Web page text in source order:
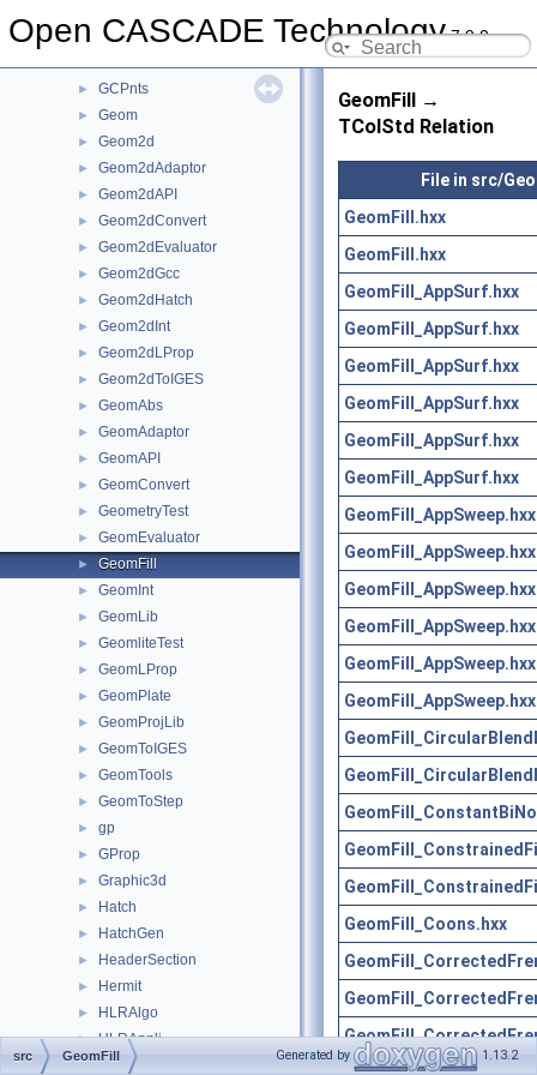
Open CASCADE Technology7.9.0
gce
► GCPnts
► Geom
► Geom2d
► Geom2dAdaptor
► Geom2dAPI
► Geom2dConvert
► Geom2dEvaluator
► Geom2dGcc
► Geom2dHatch
► Geom2dInt
► Geom2dLProp
► Geom2dToIGES
► GeomAbs
► GeomAdaptor
► GeomAPI
► GeomConvert
► GeometryTest
► GeomEvaluator
► GeomFill
► GeomInt
► GeomLib
► GeomliteTest
► GeomLProp
► GeomPlate
► GeomProjLib
► GeomToIGES
► GeomTools
► GeomToStep
► gp
► GProp
► Graphic3d
► Hatch
► HatchGen
► HeaderSection
► Hermit
► HLRAlgo
► HLRAppli
► HLRBRep
GeomFill →
TColStd Relation
File in src/
GeomFill.hxx
GeomFill.hxx
GeomFill_AppSurf.hxx
GeomFill_AppSurf.hxx
GeomFill_AppSurf.hxx
GeomFill_AppSurf.hxx
GeomFill_AppSurf.hxx
GeomFill_AppSurf.hxx
GeomFill_AppSweep.hxx
GeomFill_AppSweep.hxx
GeomFill_AppSweep.hxx
GeomFill_AppSweep.hxx
GeomFill_AppSweep.hxx
GeomFill_AppSweep.hxx
GeomFill_Coons.hxx
src GeomFill Generated by 1.13.2